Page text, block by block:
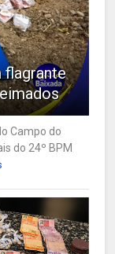
flagrante
Campo do
do 24º BPM